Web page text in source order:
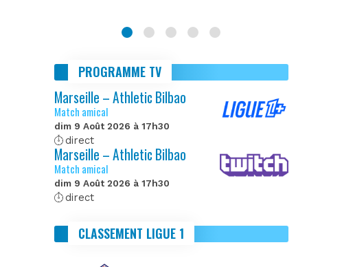
PROGRAMME TV
Marseille – Athletic Bilbao
Match amical
dim 9 Août 2026 à 17h30
direct
Marseille – Athletic Bilbao
Match amical
dim 9 Août 2026 à 17h30
direct
CLASSEMENT LIGUE 1